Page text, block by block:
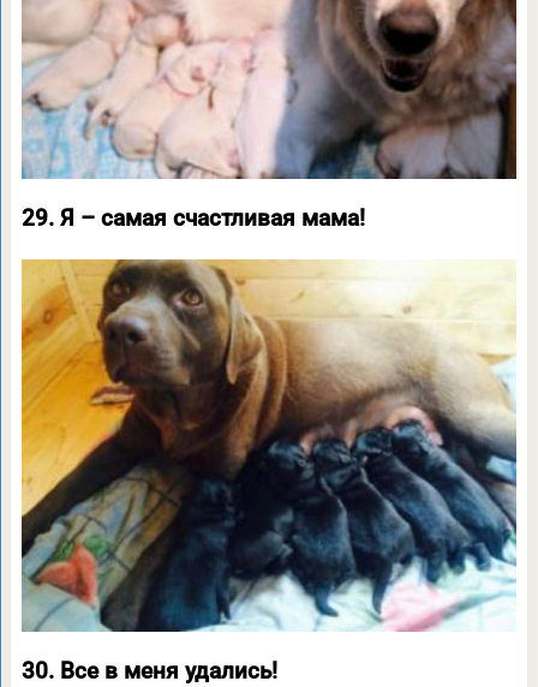
29. Я – самая счастливая мама!
30. Все в меня удались!